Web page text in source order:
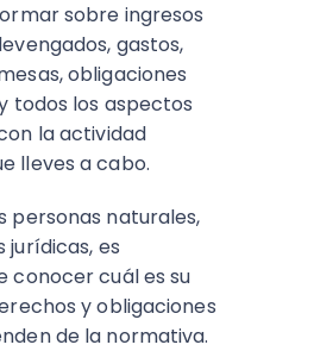
sobre ingresos
gastos,
obligaciones
todos los aspectos
la actividad
lleves a cabo.
personas naturales,
jurídicas, es
conocer cuál es su
y obligaciones
de la normativa.